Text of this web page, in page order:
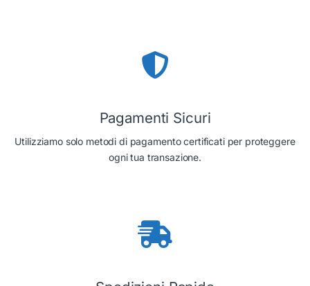
Pagamenti Sicuri
Utilizziamo solo metodi di pagamento certificati per proteggere
ogni tua transazione.